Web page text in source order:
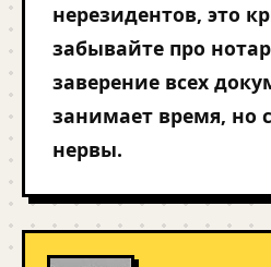
нерезидентов, это
забывайте про
заверение всех
занимает время, но
нервы.